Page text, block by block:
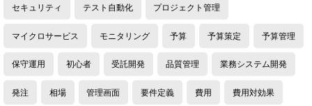
セキュリティ テスト自動化 プロジェクト管理
マイクロサービス モニタリング 予算 予算策定 予算管理
保守運用 初心者 受託開発 品質管理 業務システム開発
発注 相場 管理画面 要件定義 費用 費用対効果